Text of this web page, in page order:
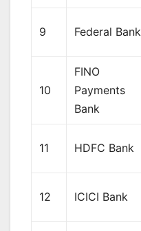
9 Federal Bank
10
FINO
Payments
Bank
11 HDFC Bank
12 ICICI Bank